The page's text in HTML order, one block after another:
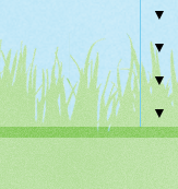
▼
▼
▼
▼